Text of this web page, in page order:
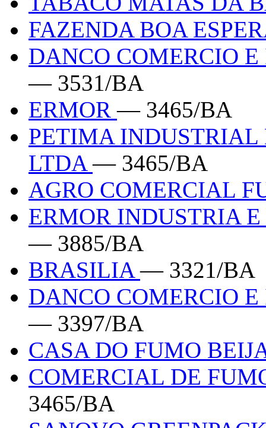
FAZENDA BOA
DANCO COMERCIO
— 3531/BA
ERMOR— 3465/BA
PETIMA INDUSTRIAL
LTDA— 3465/BA
AGRO COMERCIAL
ERMOR INDUSTRIA
— 3885/BA
BRASILIA— 3321/BA
DANCO COMERCIO
— 3397/BA
CASA DO FUMO
COMERCIAL DE
3465/BA